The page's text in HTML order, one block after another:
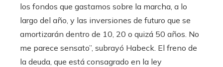
los fondos que gastamos sobre la marcha, a lo
largo del año, y las inversiones de futuro que se
amortizarán dentro de 10, 20 o quizá 50 años. No
me parece sensato”, subrayó Habeck. El freno de
la deuda, que está consagrado en la ley